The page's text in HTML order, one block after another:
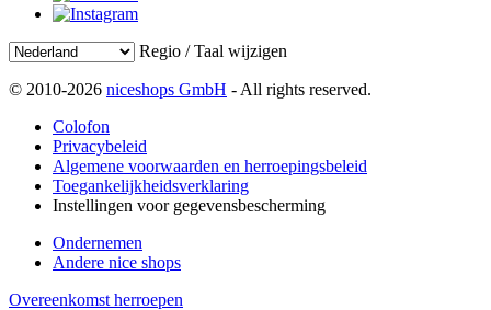
Regio / Taal wijzigen
© 2010-2026 niceshops GmbH - All rights reserved.
Colofon
Privacybeleid
Algemene voorwaarden en herroepingsbeleid
Toegankelijkheidsverklaring
Instellingen voor gegevensbescherming
Ondernemen
Andere nice shops
Overeenkomst herroepen